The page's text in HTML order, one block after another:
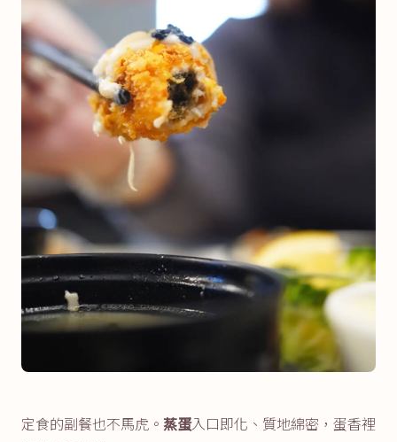
定食的副餐也不馬虎。 蒸蛋入口即化、質地綿密，蛋香裡